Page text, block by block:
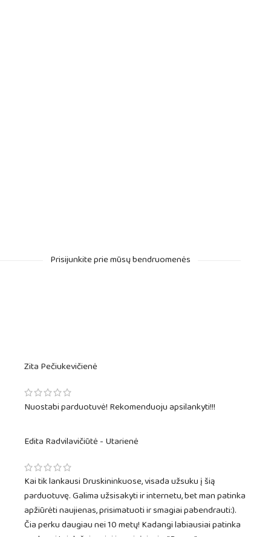
Prisijunkite prie mūsų bendruomenės
Zita Pečiukevičienė
Nuostabi parduotuvė! Rekomenduoju apsilankyti!!!
Edita Radvilavičiūtė - Utarienė
Kai tik lankausi Druskininkuose, visada užsuku į šią
parduotuvę. Galima užsisakyti ir internetu, bet man patinka
apžiūrėti naujienas, prisimatuoti ir smagiai pabendrauti:).
Čia perku daugiau nei 10 metų! Kadangi labiausiai patinka